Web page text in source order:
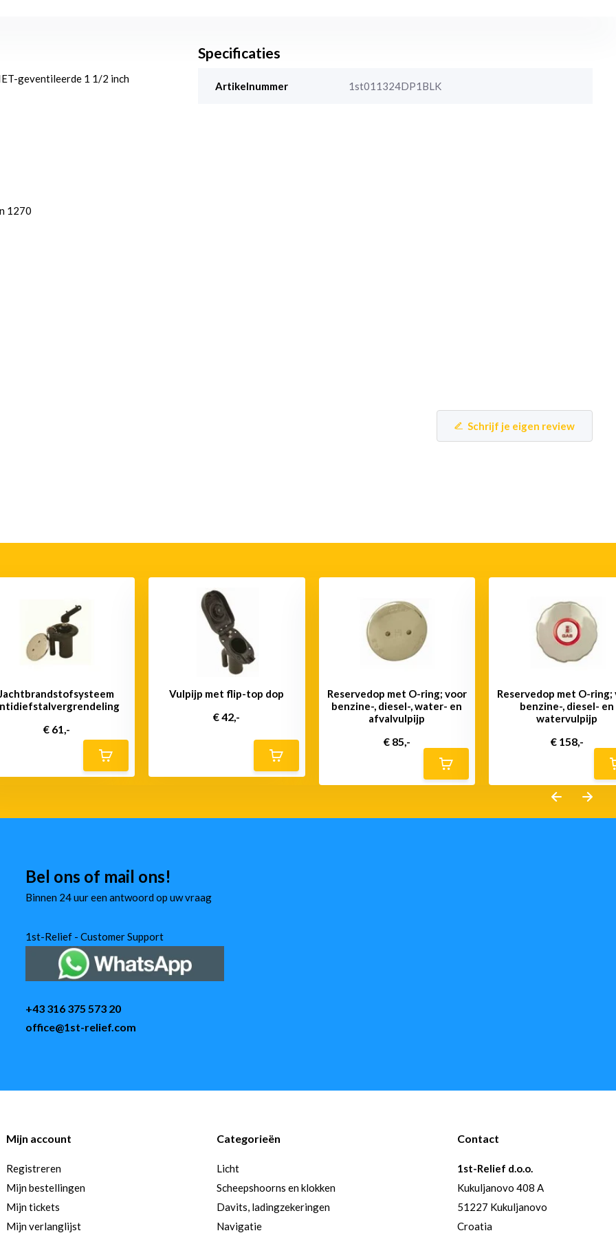
geventileerde 1 1/2 inch
1270
Specificaties
Artikelnummer 1st011324DP1BLK
Schrijf je eigen review
€ 61,-
Vulpijp met flip-top dop
€ 42,-
Reservedop met O-ring; voor
benzine-, diesel-, water- en
afvalvulpijp
€ 85,-
Reservedop met O-ring;
benzine-, diesel- en
watervulpijp
€ 158,-
Bel ons of mail ons!
Binnen 24 uur een antwoord op uw vraag
1st-Relief - Customer Support
+43 316 375 573 20
office@1st-relief.com
Mijn account
Registreren
Mijn bestellingen
Mijn tickets
Mijn verlanglijst
Categorieën
Licht
Scheepshoorns en klokken
Davits, ladingzekeringen
Navigatie
Contact
1st-Relief d.o.o.
Kukuljanovo 408 A
51227 Kukuljanovo
Croatia